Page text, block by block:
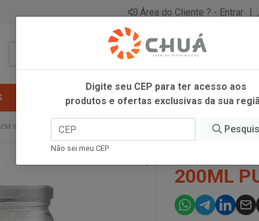
Área do Cliente ? - Entrar |
SABOR VIDRO 200ML PURILEV
OLEO
200ML
Digite seu CEP para ter acesso aos
produtos e ofertas exclusivas da sua
Não sei meu CEP